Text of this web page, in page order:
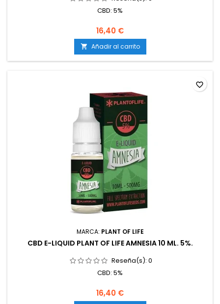
CBD: 5%
16,40 €
 Añadir al carrito
MARCA: PLANT OF LIFE
CBD E-LIQUID PLANT OF LIFE AMNESIA 10 ML. 5%.
Reseña(s): 0
CBD: 5%
16,40 €
favorite_border